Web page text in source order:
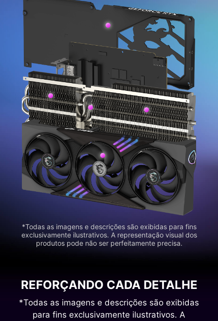
*Todas as imagens e descrições são exibidas para fins
exclusivamente ilustrativos. A representação visual dos
produtos pode não ser perfeitamente precisa.
REFORÇANDO CADA DETALHE
*Todas as imagens e descrições são exibidas
para fins exclusivamente ilustrativos. A